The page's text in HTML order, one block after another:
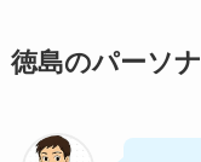
徳島のパーソ